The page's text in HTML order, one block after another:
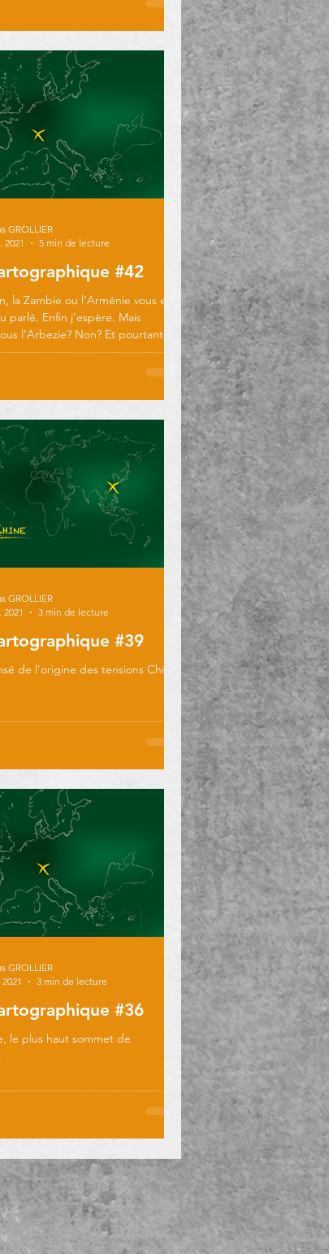
#42
la Zambie ou l’Arménie vous en
parlé. Enfin j’espère. Mais
l’Arbezie? Non? Et pourtant
GROLLIER
2021
5 min de lecture
#39
de l’origine des tensions Chine
GROLLIER
2021
3 min de lecture
#36
le plus haut sommet de
GROLLIER
3 min de lecture